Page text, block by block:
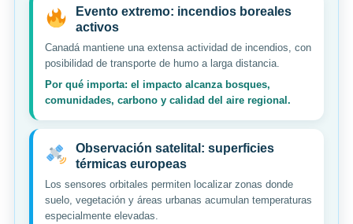
Evento extremo: incendios boreales
activos
Canadá mantiene una extensa actividad de incendios, con
posibilidad de transporte de humo a larga distancia.
Por qué importa: el impacto alcanza bosques,
comunidades, carbono y calidad del aire regional.
Observación satelital: superficies
térmicas europeas
Los sensores orbitales permiten localizar zonas donde
suelo, vegetación y áreas urbanas acumulan temperaturas
especialmente elevadas.